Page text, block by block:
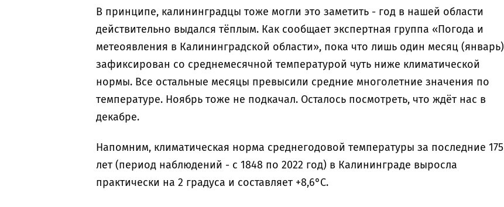
В принципе, калининградцы тоже могли это заметить - год в нашей области
действительно выдался тёплым. Как сообщает экспертная группа «Погода и
метеоявления в Калининградской области», пока что лишь один месяц (январь)
зафиксирован со среднемесячной температурой чуть ниже климатической
нормы. Все остальные месяцы превысили средние многолетние значения по
температуре. Ноябрь тоже не подкачал. Осталось посмотреть, что ждёт нас в
декабре.
Напомним, климатическая норма среднегодовой температуры за последние 175
лет (период наблюдений - с 1848 по 2022 год) в Калининграде выросла
практически на 2 градуса и составляет +8,6°C.